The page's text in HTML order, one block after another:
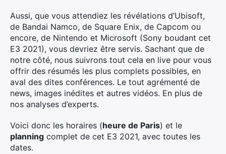
Aussi, que vous attendiez les révélations d’Ubisoft,
de Bandai Namco, de Square Enix, de Capcom ou
encore, de Nintendo et Microsoft (Sony boudant cet
E3 2021), vous devriez être servis. Sachant que de
notre côté, nous suivrons tout cela en live pour vous
offrir des résumés les plus complets possibles, en
aval des dites conférences. Le tout agrémenté de
news, images inédites et autres vidéos. En plus de
nos analyses d’experts.
Voici donc les horaires (heure de Paris) et le
planning complet de cet E3 2021, avec toutes les
dates.